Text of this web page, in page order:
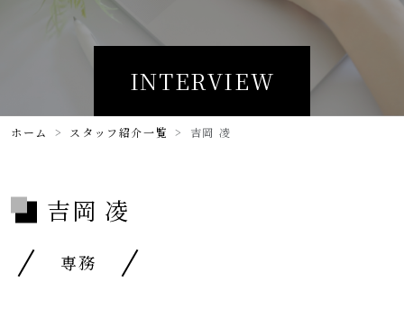
INTERVIEW
ホーム スタッフ紹介一覧 吉岡 凌
吉岡 凌
専務